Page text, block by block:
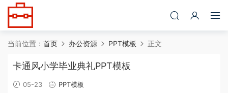
当前位置： 首页 办公资源 PPT模板 正文
卡通风小学毕业典礼PPT模板
05-23 PPT模板